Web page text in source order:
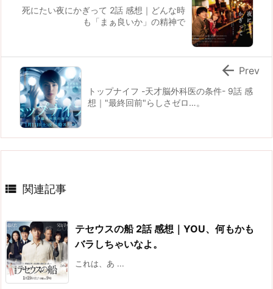
死にたい夜にかぎって 2話 感想｜どんな時
も「まぁ良いか」の精神で
トップナイフ -天才脳外科医の条件- 9話 感
想｜"最終回前"らしさゼロ…。
 Prev
 関連記事
テセウスの船 2話 感想｜YOU、何もかも
バラしちゃいなよ。
これは、あ ...